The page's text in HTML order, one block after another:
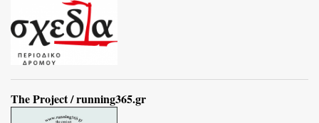
The Project / running365.gr